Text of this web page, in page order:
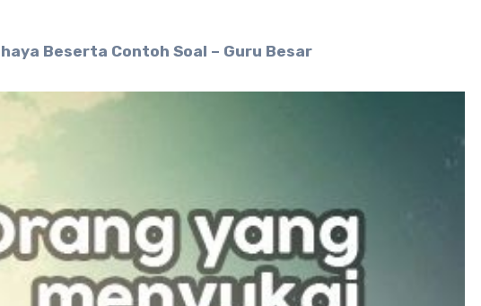
Beserta Contoh Soal – Guru Besar